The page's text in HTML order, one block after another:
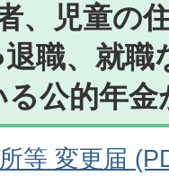
、児童の
職、就職
公的年
等 変更届